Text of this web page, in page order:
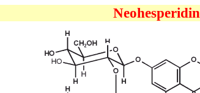
Neohesperidin